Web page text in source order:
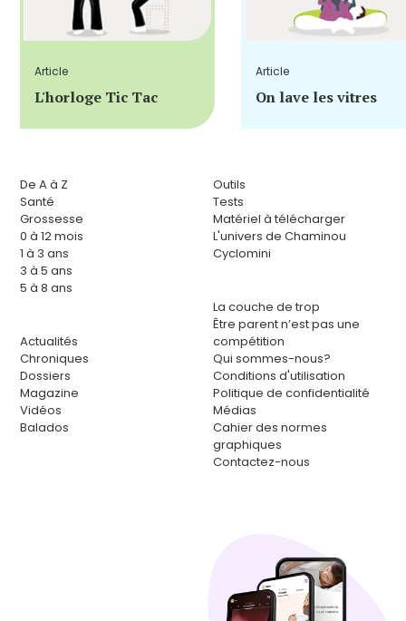
Article
L'horloge Tic Tac
Article
On lave les vitres
De A à Z
Santé
Grossesse
0 à 12 mois
1 à 3 ans
3 à 5 ans
5 à 8 ans
Actualités
Chroniques
Dossiers
Magazine
Vidéos
Balados
Outils
Tests
Matériel à télécharger
L'univers de Chaminou
Cyclomini
La couche de trop
Être parent n’est pas une
compétition
Qui sommes-nous?
Conditions d'utilisation
Politique de confidentialité
Médias
Cahier des normes
graphiques
Contactez-nous